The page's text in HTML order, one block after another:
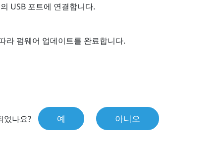
USB 포트에 연결합니다.
라 펌웨어 업데이트를 완료합니다.
었나요? 예 아니오